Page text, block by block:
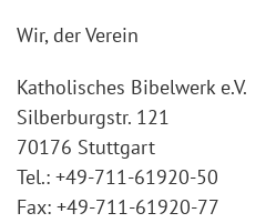
Wir, der Verein
Katholisches Bibelwerk e.V.
Silberburgstr. 121
70176 Stuttgart
Tel.: +49-711-61920-50
Fax: +49-711-61920-77